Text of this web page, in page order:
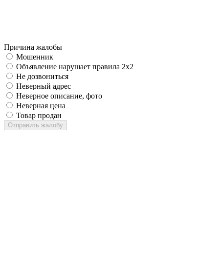
Причина жалобы
Мошенник
Объявление нарушает правила 2x2
Не дозвониться
Неверный адрес
Неверное описание, фото
Неверная цена
Товар продан
Отправить жалобу